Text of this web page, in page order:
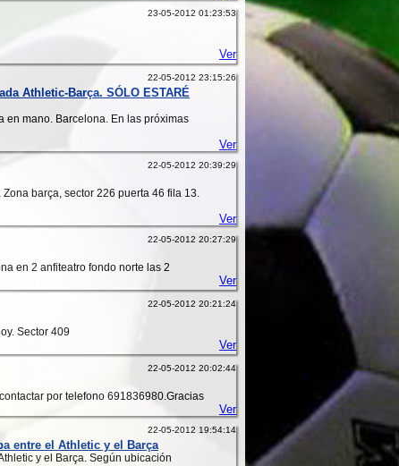
23-05-2012 01:23:53
Ver
22-05-2012 23:15:26
Athletic-Barça. SÓLO ESTARÉ
en mano. Barcelona. En las próximas
Ver
22-05-2012 20:39:29
barça, sector 226 puerta 46 fila 13.
Ver
22-05-2012 20:27:29
en 2 anfiteatro fondo norte las 2
Ver
22-05-2012 20:21:24
Sector 409
Ver
22-05-2012 20:02:44
por telefono 691836980.Gracias
Ver
22-05-2012 19:54:14
entre el Athletic y el Barça
y el Barça. Según ubicación